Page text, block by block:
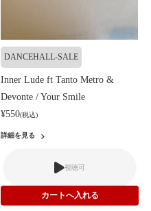
DANCEHALL-SALE
Inner Lude ft Tanto Metro &
Devonte / Your Smile
¥550(税込)
詳細を見る
視聴可